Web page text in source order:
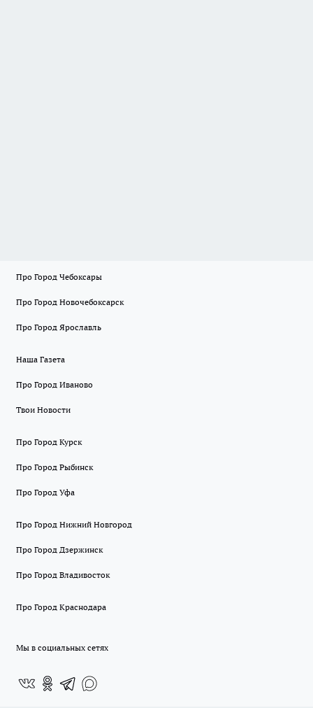
Про Город Чебоксары
Про Город Новочебоксарск
Про Город Ярославль
Наша Газета
Про Город Иваново
Твои Новости
Про Город Курск
Про Город Рыбинск
Про Город Уфа
Про Город Нижний Новгород
Про Город Дзержинск
Про Город Владивосток
Про Город Краснодара
Мы в социальных сетях